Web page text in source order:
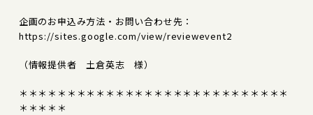
企画のお申込み方法・お問い合わせ先：
https://sites.google.com/view/reviewevent2
（情報提供者 土倉英志 様）
＊＊＊＊＊＊＊＊＊＊＊＊＊＊＊＊＊＊＊＊＊＊＊＊＊＊＊＊
＊＊＊＊＊